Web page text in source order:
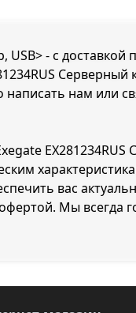
USB> - с доставкой
Серверный
нам или
EX281234RUS
вас
Мы всегда